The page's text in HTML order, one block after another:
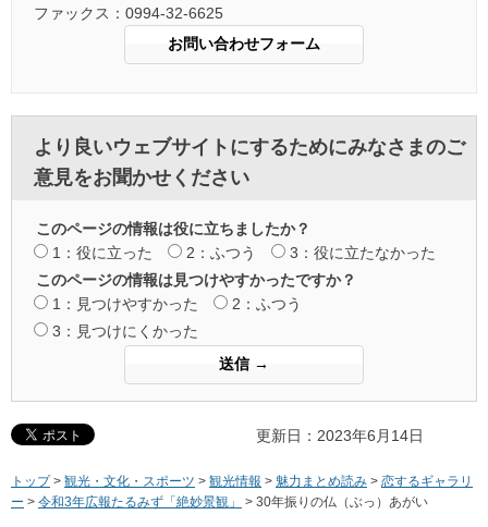
ファックス：0994-32-6625
より良いウェブサイトにするためにみなさまのご
意見をお聞かせください
このページの情報は役に立ちましたか？
1：役に立った
2：ふつう
3：役に立たなかった
このページの情報は見つけやすかったですか？
1：見つけやすかった
2：ふつう
3：見つけにくかった
更新日：2023年6月14日
トップ> 観光・文化・スポーツ > 観光情報 > 魅力まとめ読み > 恋するギャラリ
ー > 令和3年広報たるみず「絶妙景観」 > 30年振りの仏（ぶっ）あがい